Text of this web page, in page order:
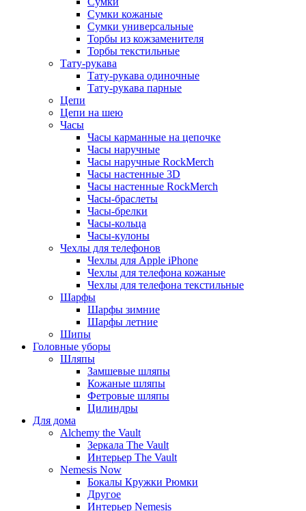
Сумки кожаные
Сумки универсальные
Торбы из кожзаменителя
Торбы текстильные
Тату-рукава
Тату-рукава одиночные
Тату-рукава парные
Цепи
Цепи на шею
Часы
Часы карманные на цепочке
Часы наручные
Часы наручные RockMerch
Часы настенные 3D
Часы настенные RockMerch
Часы-браслеты
Часы-брелки
Часы-кольца
Часы-кулоны
Чехлы для телефонов
Чехлы для Apple iPhone
Чехлы для телефона кожаные
Чехлы для телефона текстильные
Шарфы
Шарфы зимние
Шарфы летние
Шипы
Головные уборы
Шляпы
Замшевые шляпы
Кожаные шляпы
Фетровые шляпы
Цилиндры
Для дома
Alchemy the Vault
Зеркала The Vault
Интерьер The Vault
Nemesis Now
Бокалы Кружки Рюмки
Другое
Интерьер Nemesis